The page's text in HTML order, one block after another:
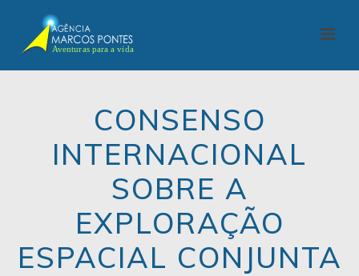
CONSENSO
INTERNACIONAL
SOBRE A
EXPLORAÇÃO
ESPACIAL CONJUNTA